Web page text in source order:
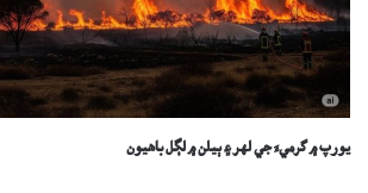
يورپ ۾ گرميءَ جي لهر ۽ ٻيلن ۾ لڳل باهيون